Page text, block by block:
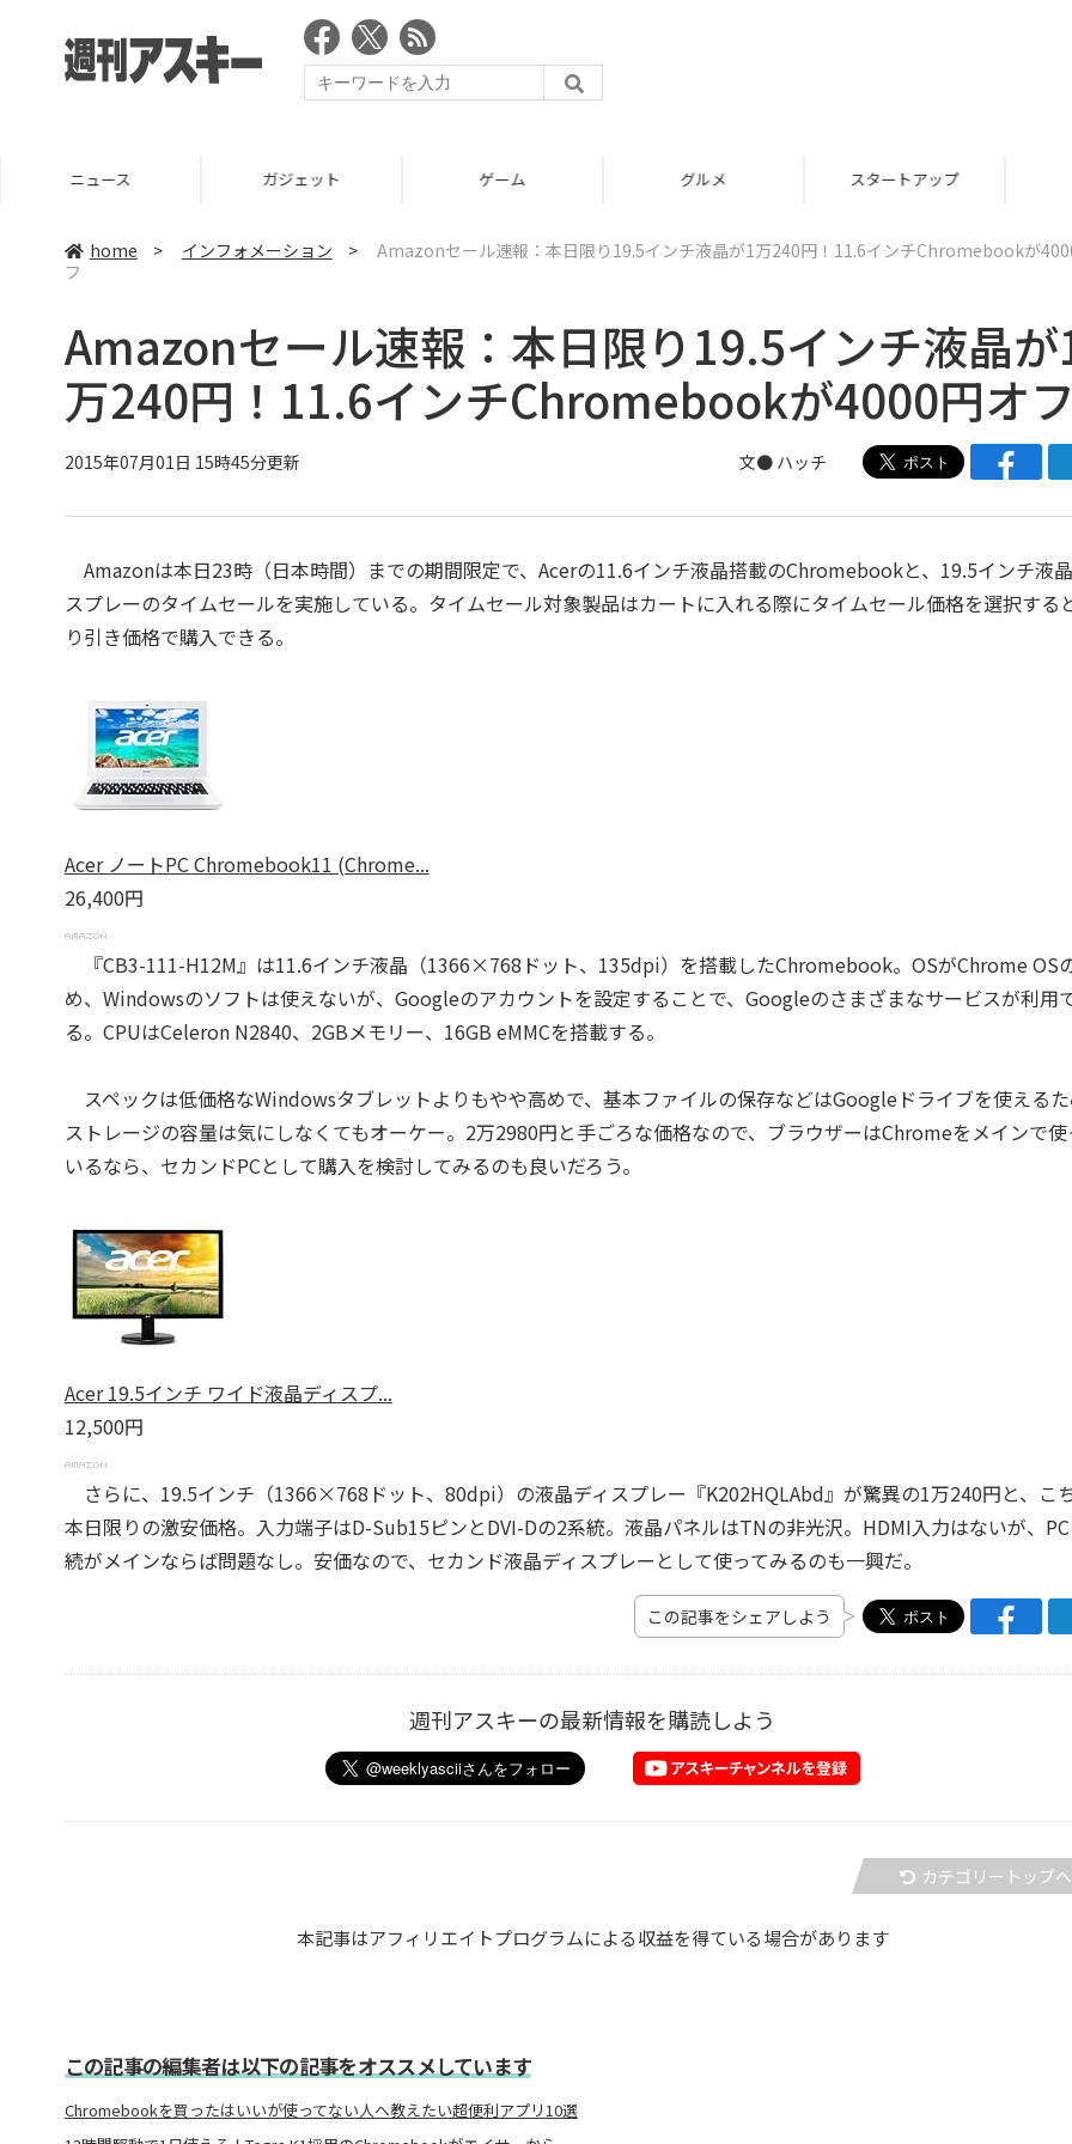
ニュース ガジェット ゲーム グルメ スタートアップ
home > インフォメーション >
Amazonセール速報：本日限り19.5インチ液晶が1万240円！11.6インチChromebookが
フ
Amazonセール速報：本日限り19.5インチ液晶が
万240円！11.6インチChromebookが4000円オ
2015年07月01日 15時45分更新 文● ハッチ
Amazonは本日23時（日本時間）までの期間限定で、Acerの11.6インチ液晶搭載のChromebookと、19.5インチ液
スプレーのタイムセールを実施している。タイムセール対象製品はカートに入れる際にタイムセール価格を選択する
り引き価格で購入できる。
Acer ノートPC Chromebook11 (Chrome...
26,400円
『CB3-111-H12M』は11.6インチ液晶（1366×768ドット、135dpi）を搭載したChromebook。OSがChrome OS
め、Windowsのソフトは使えないが、Googleのアカウントを設定することで、Googleのさまざまなサービスが利用
る。CPUはCeleron N2840、2GBメモリー、16GB eMMCを搭載する。
スペックは低価格なWindowsタブレットよりもやや高めで、基本ファイルの保存などはGoogleドライブを使える
ストレージの容量は気にしなくてもオーケー。2万2980円と手ごろな価格なので、ブラウザーはChromeをメインで使
いるなら、セカンドPCとして購入を検討してみるのも良いだろう。
Acer 19.5インチ ワイド液晶ディスプ...
12,500円
さらに、19.5インチ（1366×768ドット、80dpi）の液晶ディスプレー『K202HQLAbd』が驚異の1万240円と、こ
本日限りの激安価格。入力端子はD-Sub15ピンとDVI-Dの2系統。液晶パネルはTNの非光沢。HDMI入力はないが、
続がメインならば問題なし。安価なので、セカンド液晶ディスプレーとして使ってみるのも一興だ。
この記事をシェアしよう
週刊アスキーの最新情報を購読しよう
カテゴリートップへ
本記事はアフィリエイトプログラムによる収益を得ている場合があります
この記事の編集者は以下の記事をオススメしています
Chromebookを買ったはいいが使ってない人へ教えたい超便利アプリ10選